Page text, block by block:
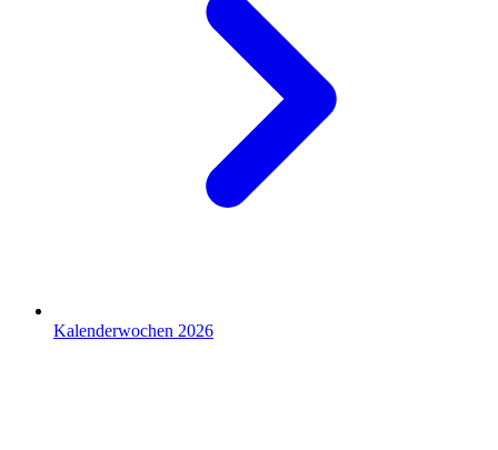
Kalenderwochen 2026